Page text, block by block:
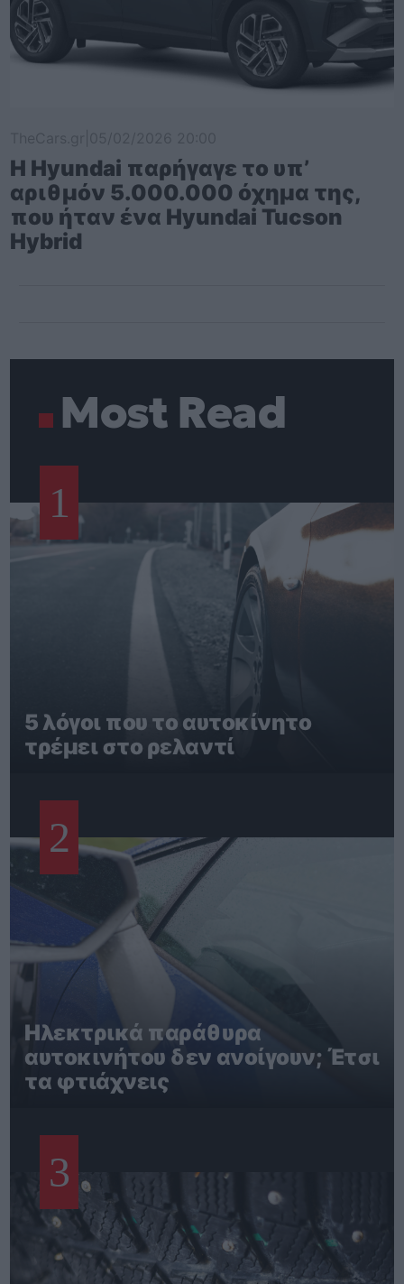
Η Hyundai παρήγαγε το υπ’
αριθμόν 5.000.000 όχημα της,
που ήταν ένα Hyundai Tucson
Hybrid
Most Read
1
5 λόγοι που το αυτοκίνητο
τρέμει στο ρελαντί
2
Ηλεκτρικά παράθυρα
αυτοκινήτου δεν ανοίγουν; Έτσι
τα φτιάχνεις
3